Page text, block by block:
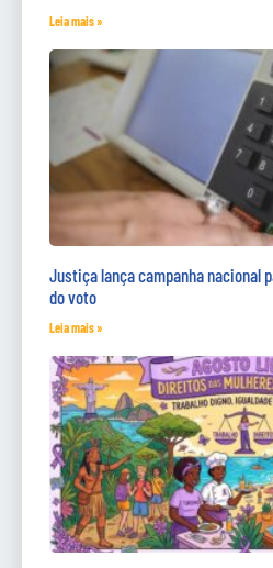
Leia mais »
Justiça lança campanha nacional
do voto
Leia mais »